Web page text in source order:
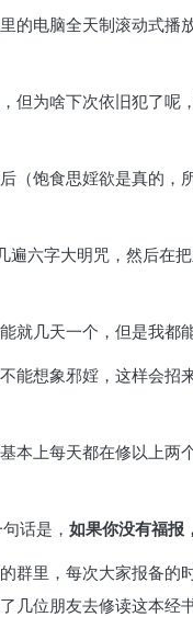
的电脑全天制滚动式
但为啥下次依旧犯了
（饱食思婬欲是真的
六字大明咒，然后在
就几天一个，但是我都
能想象邪婬，这样会
本上每天都在修以上
话是， 如果你没有福报
里，每次大家报备的
位朋友去修读这本经书